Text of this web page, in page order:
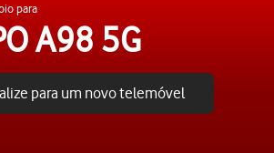
para
A98 5G
para um novo telemóvel